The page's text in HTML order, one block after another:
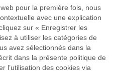
pour la première fois, nous
avec une explication
sur « Enregistrer les
à utiliser les catégories de
avez sélectionnés dans la
dans la présente politique de
l’utilisation des cookies via